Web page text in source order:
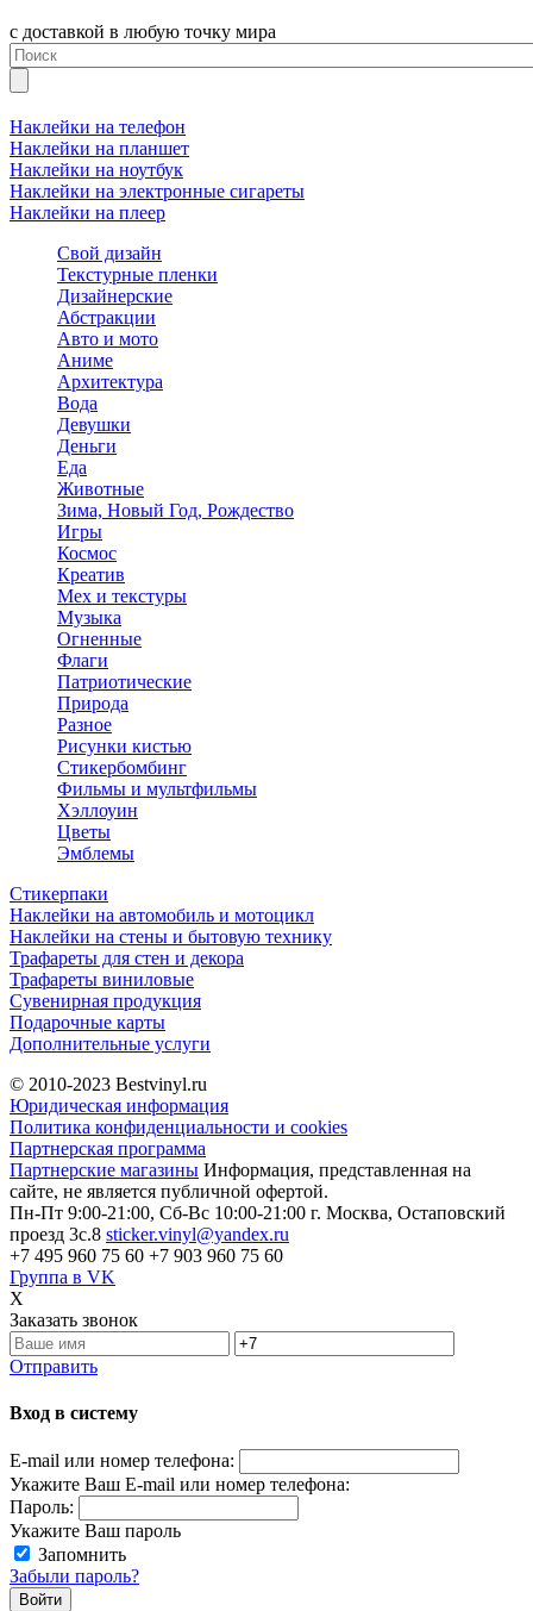
с доставкой в любую точку мира
Наклейки на телефон
Наклейки на планшет
Наклейки на ноутбук
Наклейки на электронные сигареты
Наклейки на плеер
Свой дизайн
Текстурные пленки
Дизайнерские
Абстракции
Авто и мото
Аниме
Архитектура
Вода
Девушки
Деньги
Еда
Животные
Зима, Новый Год, Рождество
Игры
Космос
Креатив
Мех и текстуры
Музыка
Огненные
Флаги
Патриотические
Природа
Разное
Рисунки кистью
Стикербомбинг
Фильмы и мультфильмы
Хэллоуин
Цветы
Эмблемы
Стикерпаки
Наклейки на автомобиль и мотоцикл
Наклейки на стены и бытовую технику
Трафареты для стен и декора
Трафареты виниловые
Сувенирная продукция
Подарочные карты
Дополнительные услуги
© 2010-2023 Bestvinyl.ru
Юридическая информация
Политика конфиденциальности и cookies
Партнерская программа
Партнерские магазины Информация, представленная на
сайте, не является публичной офертой.
Пн-Пт 9:00-21:00, Сб-Вс 10:00-21:00 г. Москва, Остаповский
проезд 3с.8 sticker.vinyl@yandex.ru
+7 495 960 75 60 +7 903 960 75 60
Группа в VK
X
Заказать звонок
Отправить
Вход в систему
E-mail или номер телефона:
Укажите Ваш E-mail или номер телефона:
Пароль:
Укажите Ваш пароль
Запомнить
Забыли пароль?